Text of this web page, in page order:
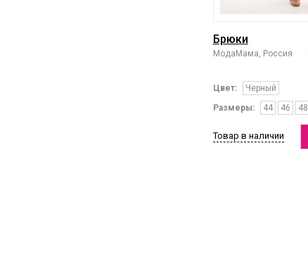
Брюки
МодаМама, Россия
Цвет:
Черный
Размеры:
44 46 48
Товар в наличии